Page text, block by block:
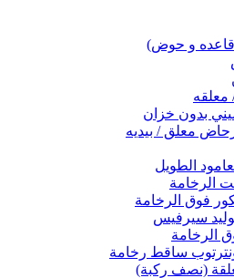
و حوض)
بدون خزان
معلق / بيديه
الطويل
الرخامة
فوق الرخامة
سيرفيس
الرخامة
ساقط رخامة
(نصف ركبة)